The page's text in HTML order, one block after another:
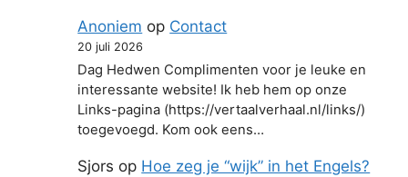
Anoniem op Contact
20 juli 2026
Dag Hedwen Complimenten voor je leuke en
interessante website! Ik heb hem op onze
Links-pagina (https://vertaalverhaal.nl/links/)
toegevoegd. Kom ook eens…
Sjors op Hoe zeg je “wijk” in het Engels?